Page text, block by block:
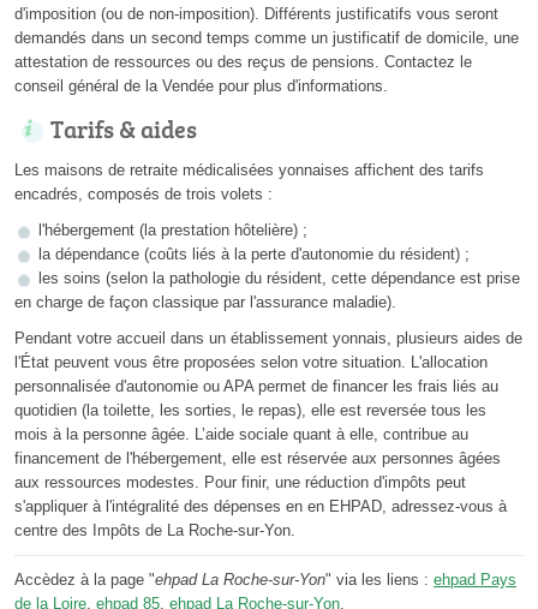
d'imposition (ou de non-imposition). Différents justificatifs vous seront
demandés dans un second temps comme un justificatif de domicile, une
attestation de ressources ou des reçus de pensions. Contactez le
conseil général de la Vendée pour plus d'informations.
Tarifs & aides
Les maisons de retraite médicalisées yonnaises affichent des tarifs
encadrés, composés de trois volets :
l'hébergement (la prestation hôtelière) ;
la dépendance (coûts liés à la perte d'autonomie du résident) ;
les soins (selon la pathologie du résident, cette dépendance est prise
en charge de façon classique par l'assurance maladie).
Pendant votre accueil dans un établissement yonnais, plusieurs aides de
l'État peuvent vous être proposées selon votre situation. L'allocation
personnalisée d'autonomie ou APA permet de financer les frais liés au
quotidien (la toilette, les sorties, le repas), elle est reversée tous les
mois à la personne âgée. L’aide sociale quant à elle, contribue au
financement de l'hébergement, elle est réservée aux personnes âgées
aux ressources modestes. Pour finir, une réduction d'impôts peut
s'appliquer à l'intégralité des dépenses en en EHPAD, adressez-vous à
centre des Impôts de La Roche-sur-Yon.
Accèdez à la page "ehpad La Roche-sur-Yon" via les liens : ehpad Pays
de la Loire ehpad 85 ehpad La Roche-sur-Yon